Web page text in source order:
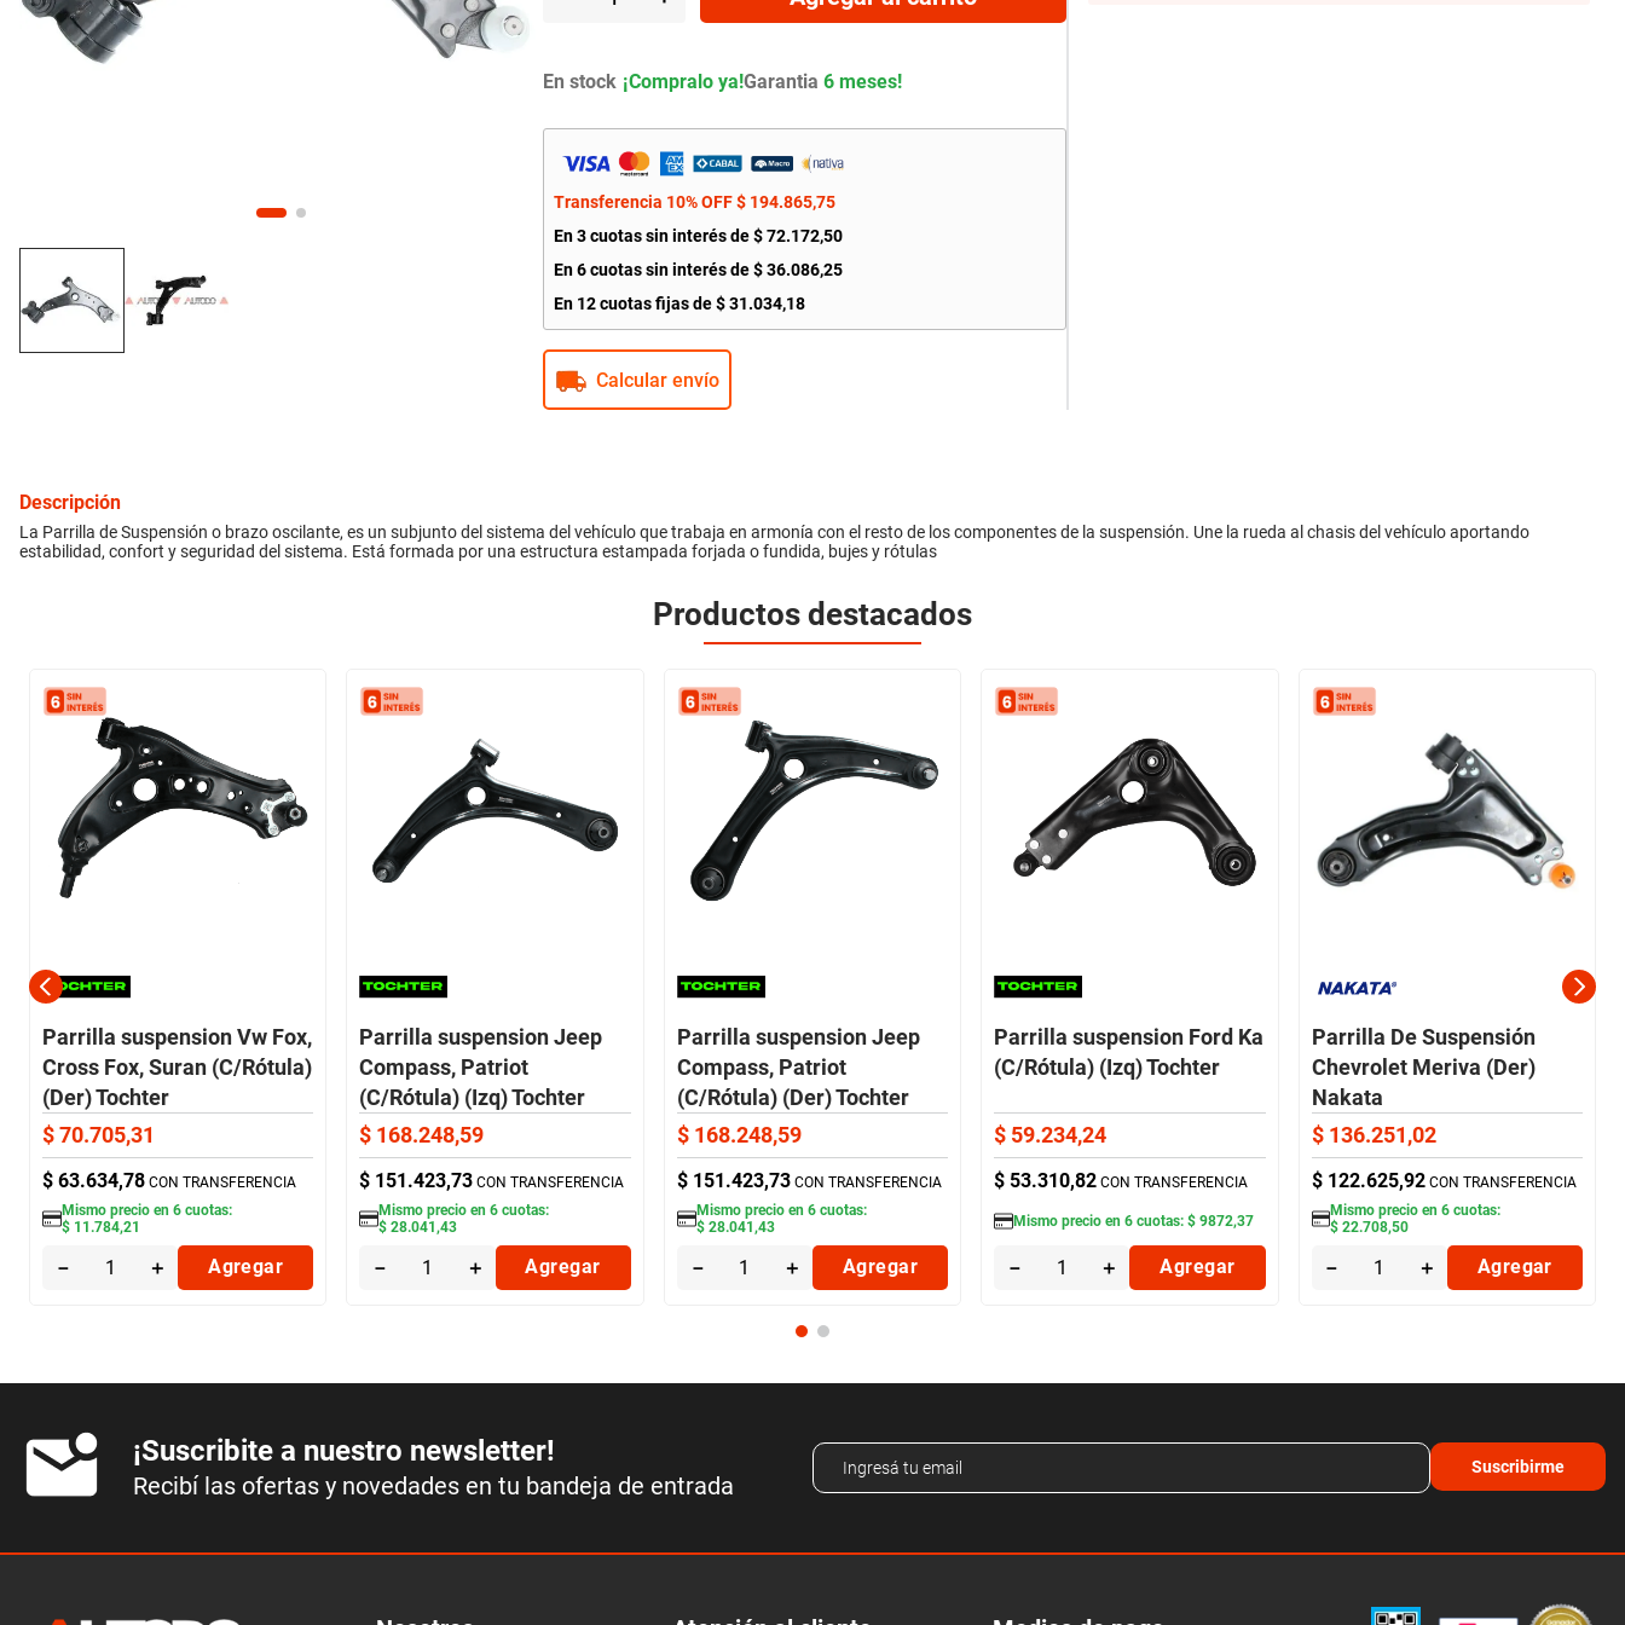
inyección
En stock Garantia 6 meses!
Transferencia 10% OFF$ 194.865,75
En3cuotas sin interés de$72.172,50
En6cuotas sin interés de$36.086,25
En 12cuotas fijas de$31.034,18
Calcular envío
Descripción
La Parrilla de Suspensión o brazo oscilante, es un subjunto del sistema del vehículo que trabaja en armonía con el resto de los componentes de la suspensión. Une la rueda al chasis del vehículo aportando
estabilidad, confort y seguridad del sistema. Está formada por una estructura estampada forjada o fundida, bujes y rótulas
Productos destacados
Parrilla suspension Vw Fox,
Cross Fox, Suran (C/Rótula)
(Der) Tochter
$70.705,31
$ 63.634,78 CON TRANSFERENCIA
Mismo precio en 6cuotas:
$ 11 .784,21
＋
－ Agregar
Parrilla suspension Jeep
Compass, Patriot
(C/Rótula) (Izq) Tochter
$ 168.248,59
$ 151.423,73 CON TRANSFERENCIA
Mismo precio en6 cuotas:
$ 28.041 ,43
＋
－ Agregar
Parrilla suspension Jeep
Compass, Patriot
(C/Rótula) (Der) Tochter
$ 168.248,59
$ 151.423,73 CON TRANSFERENCIA
Mismo precio en 6cuotas:
$ 28.041 ,43
＋
－ Agregar
Parrilla suspension Ford Ka
(C/Rótula) (Izq) Tochter
$ 59.234,24
$ 53.310,82 CON TRANSFERENCIA
Mismo precio en6 cuotas:$ 9872,37
＋
－ Agregar
Parrilla De Suspensión
Chevrolet Meriva (Der)
Nakata
$ 136.251,02
$ 122.625,92 CON TRANSFERENCIA
Mismo precio en6 cuotas:
$ 22.708,50
＋
－ Agregar
¡Suscribite a nuestro newsletter!
Recibí las ofertas y novedades en tu bandeja de entrada
Suscribirme